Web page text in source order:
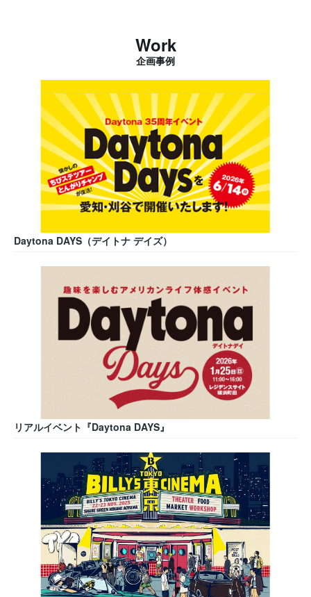
Work
企画事例
Daytona DAYS（デイトナ デイズ）
リアルイベント『Daytona DAYS』